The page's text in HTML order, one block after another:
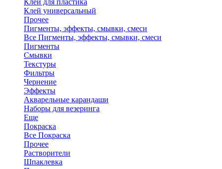
Клей для пластика
Клей универсальный
Прочее
Пигменты, эффекты, смывки, смеси
Все Пигменты, эффекты, смывки, смеси
Пигменты
Смывки
Текстуры
Фильтры
Чернение
Эффекты
Акварельные карандаши
Наборы для везеринга
Еще
Покраска
Все Покраска
Прочее
Растворители
Шпаклевка